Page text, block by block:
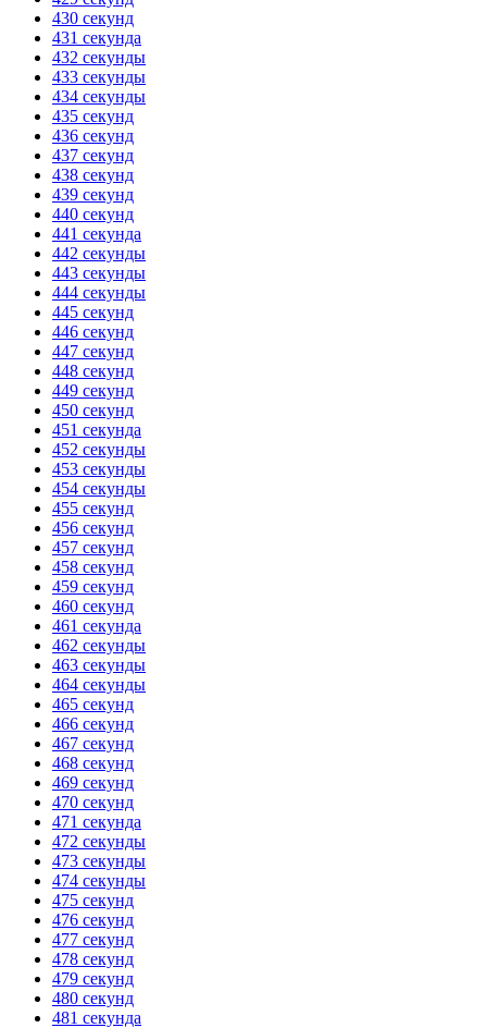
430 секунд
431 секунда
432 секунды
433 секунды
434 секунды
435 секунд
436 секунд
437 секунд
438 секунд
439 секунд
440 секунд
441 секунда
442 секунды
443 секунды
444 секунды
445 секунд
446 секунд
447 секунд
448 секунд
449 секунд
450 секунд
451 секунда
452 секунды
453 секунды
454 секунды
455 секунд
456 секунд
457 секунд
458 секунд
459 секунд
460 секунд
461 секунда
462 секунды
463 секунды
464 секунды
465 секунд
466 секунд
467 секунд
468 секунд
469 секунд
470 секунд
471 секунда
472 секунды
473 секунды
474 секунды
475 секунд
476 секунд
477 секунд
478 секунд
479 секунд
480 секунд
481 секунда